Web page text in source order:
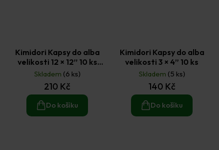
Kimidori Kapsy do alba
velikosti 12 × 12” 10 ks
model 2
Skladem (6 ks)
210 Kč
Do košíku
Kimidori Kapsy do alba
velikosti 3 × 4” 10 ks
Skladem (5 ks)
140 Kč
Do košíku